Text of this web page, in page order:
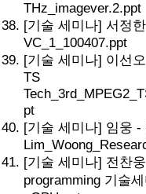
THz_imagever.2.ppt
[기술 세미나] 서정
VC_1_100407.ppt
[기술 세미나] 이선
TS
pt
[기술 세미나] 임웅 -
[기술 세미나] 전찬
programming 기술